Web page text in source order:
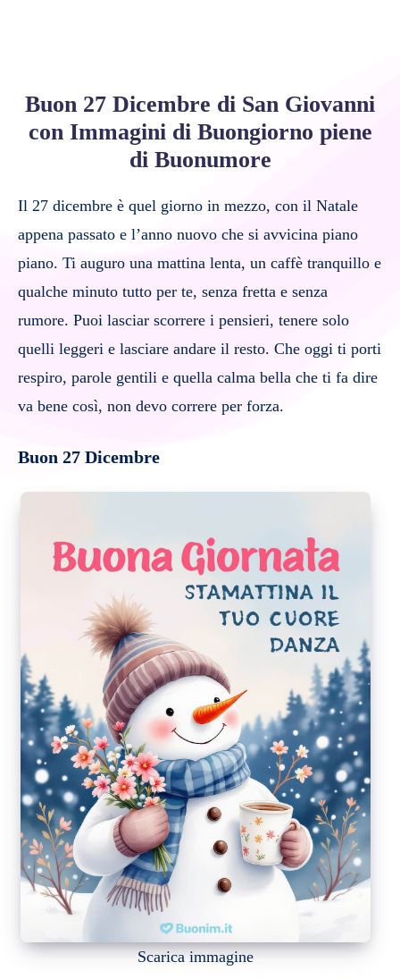
Buon 27 Dicembre di San Giovanni
con Immagini di Buongiorno piene
di Buonumore
Il 27 dicembre è quel giorno in mezzo, con il Natale
appena passato e l’anno nuovo che si avvicina piano
piano. Ti auguro una mattina lenta, un caffè tranquillo e
qualche minuto tutto per te, senza fretta e senza
rumore. Puoi lasciar scorrere i pensieri, tenere solo
quelli leggeri e lasciare andare il resto. Che oggi ti porti
respiro, parole gentili e quella calma bella che ti fa dire
va bene così, non devo correre per forza.
Buon 27 Dicembre
Scarica immagine